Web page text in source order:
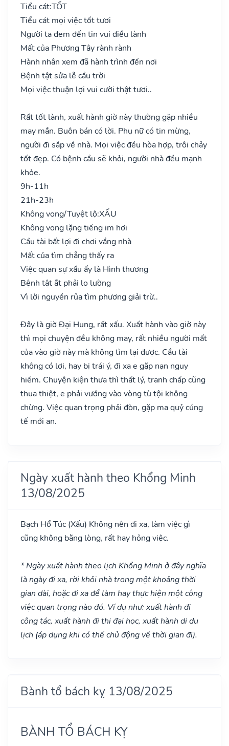
Tiểu cát:TỐT
Tiểu cát mọi việc tốt tươi
Người ta đem đến tin vui điều lành
Mất của Phương Tây rành rành
Hành nhân xem đã hành trình đến nơi
Bệnh tật sửa lễ cầu trời
Mọi việc thuận lợi vui cười thật tươi..
Rất tốt lành, xuất hành giờ này thường gặp nhiều
may mắn. Buôn bán có lời. Phụ nữ có tin mừng,
người đi sắp về nhà. Mọi việc đều hòa hợp, trôi chảy
tốt đẹp. Có bệnh cầu sẽ khỏi, người nhà đều mạnh
khỏe.
9h-11h
21h-23h
Không vong/Tuyệt lộ:XẤU
Không vong lặng tiếng im hơi
Cầu tài bất lợi đi chơi vắng nhà
Mất của tìm chẳng thấy ra
Việc quan sự xấu ấy là Hình thương
Bệnh tật ắt phải lo lường
Vì lời nguyền rủa tìm phương giải trừ..
Đây là giờ Đại Hung, rất xấu. Xuất hành vào giờ này
thì mọi chuyện đều không may, rất nhiều người mất
của vào giờ này mà không tìm lại được. Cầu tài
không có lợi, hay bị trái ý, đi xa e gặp nạn nguy
hiểm. Chuyện kiện thưa thì thất lý, tranh chấp cũng
thua thiệt, e phải vướng vào vòng tù tội không
chừng. Việc quan trọng phải đòn, gặp ma quỷ cúng
tế mới an.
Ngày xuất hành theo Khổng Minh
13/08/2025
Bạch Hổ Túc (Xấu) Không nên đi xa, làm việc gì
cũng không bằng lòng, rất hay hỏng việc.
* Ngày xuất hành theo lịch Khổng Minh ở đây nghĩa
là ngày đi xa, rời khỏi nhà trong một khoảng thời
gian dài, hoặc đi xa để làm hay thực hiện một công
việc quan trọng nào đó. Ví dụ như: xuất hành đi
công tác, xuất hành đi thi đại học, xuất hành di du
lịch (áp dụng khi có thể chủ động về thời gian đi).
Bành tổ bách kỵ 13/08/2025
BÀNH TỔ BÁCH KỴ